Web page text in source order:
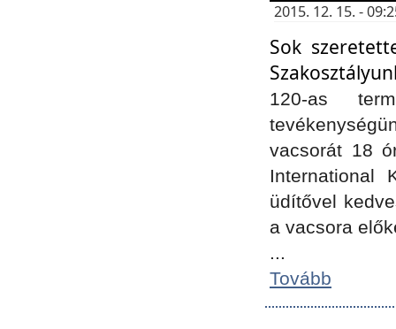
2015. 12. 15. -
Sok
120-as
vacsorát 18
International
üdítővel
a vacsora
...
Tovább